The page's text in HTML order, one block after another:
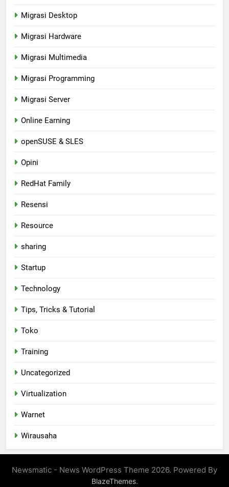
Migrasi Desktop
Migrasi Hardware
Migrasi Multimedia
Migrasi Programming
Migrasi Server
Online Earning
openSUSE & SLES
Opini
RedHat Family
Resensi
Resource
sharing
Startup
Technology
Tips, Tricks & Tutorial
Toko
Training
Uncategorized
Virtualization
Warnet
Wirausaha
Newsmatic - News WordPress Theme 2026. Powered By
BlazeThemes.